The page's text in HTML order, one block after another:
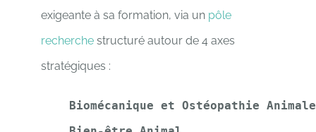
exigeante à sa formation, via un pôle
recherche structuré autour de 4 axes
stratégiques :
Biomécanique et Ostéopathie Animale